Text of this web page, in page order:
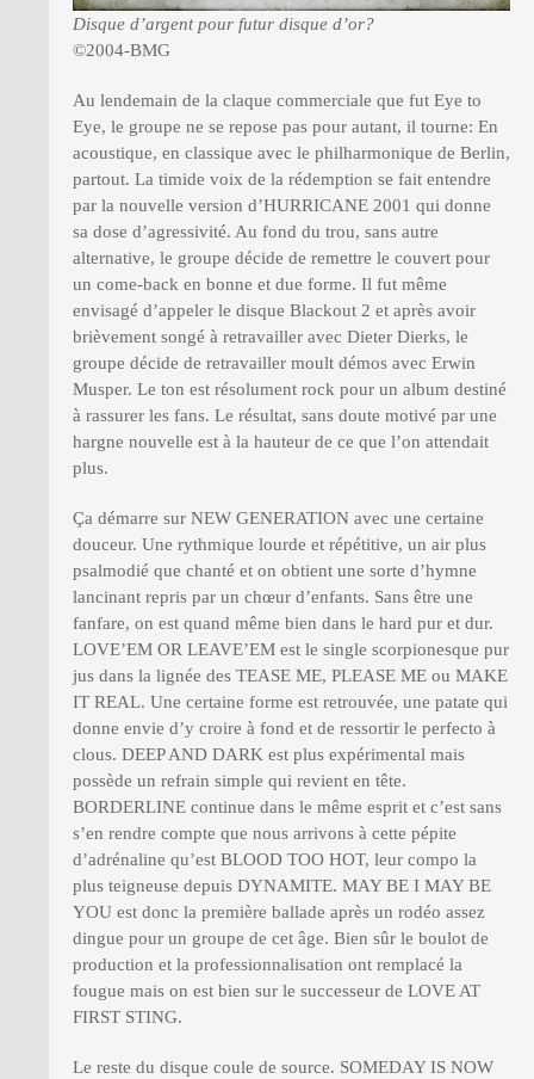
Disque d’argent pour futur disque d’or?
©2004-BMG
Au lendemain de la claque commerciale que fut Eye to
Eye, le groupe ne se repose pas pour autant, il tourne: En
acoustique, en classique avec le philharmonique de Berlin,
partout. La timide voix de la rédemption se fait entendre
par la nouvelle version d’HURRICANE 2001 qui donne
sa dose d’agressivité. Au fond du trou, sans autre
alternative, le groupe décide de remettre le couvert pour
un come-back en bonne et due forme. Il fut même
envisagé d’appeler le disque Blackout 2 et après avoir
brièvement songé à retravailler avec Dieter Dierks, le
groupe décide de retravailler moult démos avec Erwin
Musper. Le ton est résolument rock pour un album destiné
à rassurer les fans. Le résultat, sans doute motivé par une
hargne nouvelle est à la hauteur de ce que l’on attendait
plus.
Ça démarre sur NEW GENERATION avec une certaine
douceur. Une rythmique lourde et répétitive, un air plus
psalmodié que chanté et on obtient une sorte d’hymne
lancinant repris par un chœur d’enfants. Sans être une
fanfare, on est quand même bien dans le hard pur et dur.
LOVE’EM OR LEAVE’EM est le single scorpionesque pur
jus dans la lignée des TEASE ME, PLEASE ME ou MAKE
IT REAL. Une certaine forme est retrouvée, une patate qui
donne envie d’y croire à fond et de ressortir le perfecto à
clous. DEEP AND DARK est plus expérimental mais
possède un refrain simple qui revient en tête.
BORDERLINE continue dans le même esprit et c’est sans
s’en rendre compte que nous arrivons à cette pépite
d’adrénaline qu’est BLOOD TOO HOT, leur compo la
plus teigneuse depuis DYNAMITE. MAY BE I MAY BE
YOU est donc la première ballade après un rodéo assez
dingue pour un groupe de cet âge. Bien sûr le boulot de
production et la professionnalisation ont remplacé la
fougue mais on est bien sur le successeur de LOVE AT
FIRST STING.
Le reste du disque coule de source. SOMEDAY IS NOW